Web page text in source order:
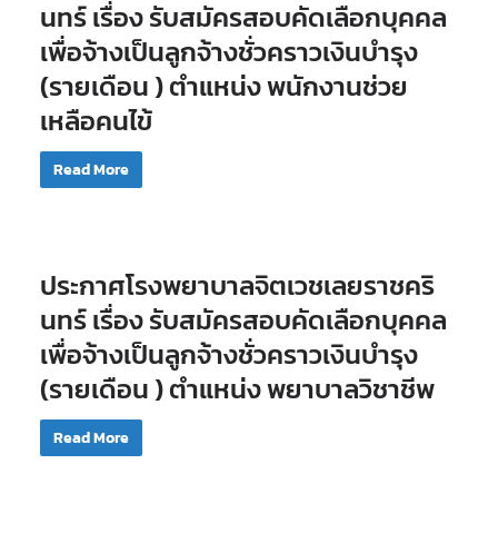
นทร์ เรื่อง รับสมัครสอบคัดเลือกบุคคล
เพื่อจ้างเป็นลูกจ้างชั่วคราวเงินบำรุง
(รายเดือน ) ตำแหน่ง พนักงานช่วย
เหลือคนไข้
Read More
ประกาศโรงพยาบาลจิตเวชเลยราชคริ
นทร์ เรื่อง รับสมัครสอบคัดเลือกบุคคล
เพื่อจ้างเป็นลูกจ้างชั่วคราวเงินบำรุง
(รายเดือน ) ตำแหน่ง พยาบาลวิชาชีพ
Read More